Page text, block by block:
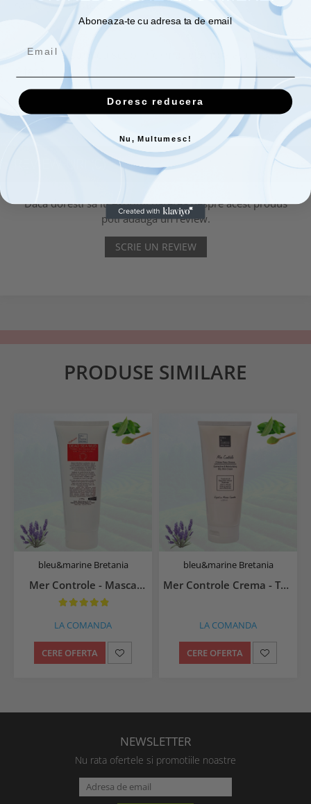
rămâne hidratată şi catifelată.
*Imaginile sunt cu scop informativ. Ambalajul poate fi
Informatii conformitate produs
(0)
Daca doresti sa iti exprimi parerea despre acest produs
poti adauga un review.
SCRIE UN REVIEW
PRODUSE SIMILARE
bleu&marine Bretania
Mer Controle - Masca
Seboreglatoare 200 ml
LA COMANDA
CERE OFERTA
bleu&marine Bretania
Mer Controle Crema - Ten
LA COMANDA
CERE OFERTA
NEWSLETTER
Nu rata ofertele si promotiile noastre
Aboneaza-te cu adresa ta de email
Doresc reducera
Nu, Multumesc!